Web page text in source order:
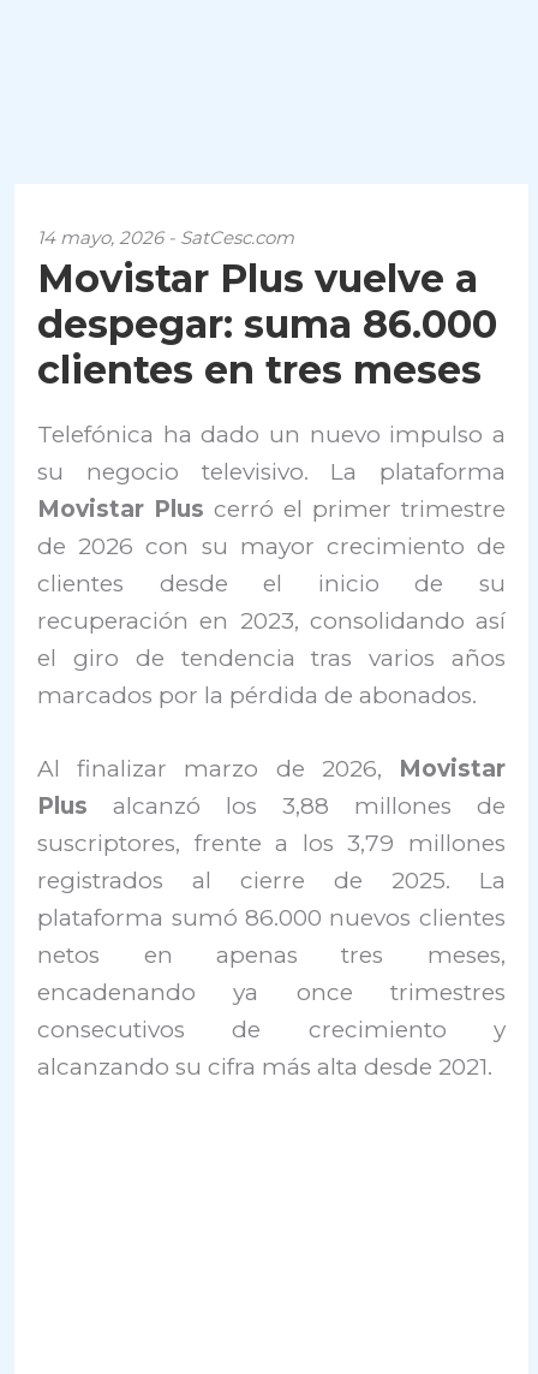
14 mayo, 2026 - SatCesc.com
Movistar Plus vuelve a
despegar: suma 86.000
clientes en tres meses
Telefónica ha dado un nuevo impulso a
su negocio televisivo. La plataforma
Movistar Plus cerró el primer trimestre
de 2026 con su mayor crecimiento de
clientes desde el inicio de su
recuperación en 2023, consolidando así
el giro de tendencia tras varios años
marcados por la pérdida de abonados.
Al finalizar marzo de 2026, Movistar
Plus alcanzó los 3,88 millones de
suscriptores, frente a los 3,79 millones
registrados al cierre de 2025. La
plataforma sumó 86.000 nuevos clientes
netos en apenas tres meses,
encadenando ya once trimestres
consecutivos de crecimiento y
alcanzando su cifra más alta desde 2021.